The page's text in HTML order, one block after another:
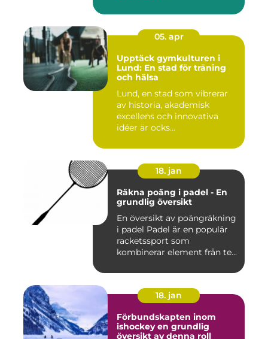
05. apr
Upptäck gymkulturen i
Lund: En stad för träning
och hälsa
Lund, en stad som vibrerar
av historia, akademisk
excellens och innovativa
idéer är ocks...
18. jan
Räkna poäng i padel - En
grundlig översikt
En översikt av poängräkning
i padel Padel är en populär
racketssport som
kombinerar element från te...
18. jan
Förbundskapten inom
ishockey en grundlig
översikt av denna roll